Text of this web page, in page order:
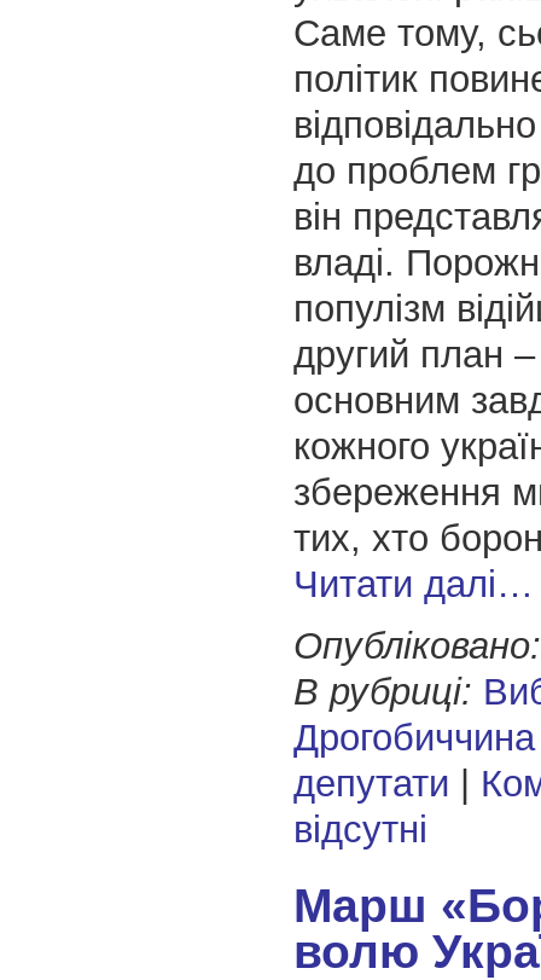
Саме тому,
політик
до проблем
він
владі.
популізм
другий план –
основним
кожного
збереження
тих, хто
Читати далі…
Опубліковано:
В рубриці:
Дрогобиччина
депутати
відсутні
Марш
волю